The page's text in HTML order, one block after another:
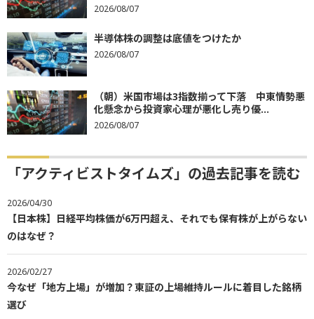
2026/08/07
半導体株の調整は底値をつけたか
2026/08/07
（朝）米国市場は3指数揃って下落 中東情勢悪
化懸念から投資家心理が悪化し売り優...
2026/08/07
「アクティビストタイムズ」の過去記事を読む
2026/04/30
【日本株】日経平均株価が6万円超え、それでも保有株が上がらない
のはなぜ？
2026/02/27
今なぜ「地方上場」が増加？東証の上場維持ルールに着目した銘柄
選び